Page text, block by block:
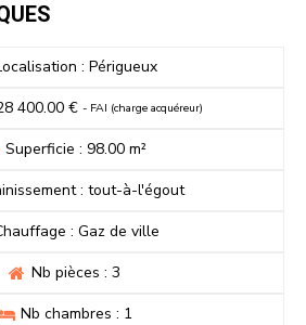
: Périgueux
400.00 € - FAI (charge acquéreur)
Superficie : 98.00 m²
: tout-à-l'égout
: Gaz de ville
Nb pièces : 3
Nb chambres : 1